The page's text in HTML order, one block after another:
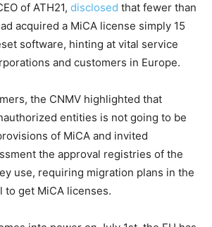
of ATH21, disclosed that fewer than
acquired a MiCA license simply 15
software, hinting at vital service
and customers in Europe.
the CNMV highlighted that
entities is not going to be
of MiCA and invited
the approval registries of the
use, requiring migration plans in the
to get MiCA licenses.